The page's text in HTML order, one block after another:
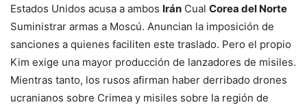
Estados Unidos acusa a ambos Irán Cual Corea del Norte
Suministrar armas a Moscú. Anuncian la imposición de
sanciones a quienes faciliten este traslado. Pero el propio
Kim exige una mayor producción de lanzadores de misiles.
Mientras tanto, los rusos afirman haber derribado drones
ucranianos sobre Crimea y misiles sobre la región de